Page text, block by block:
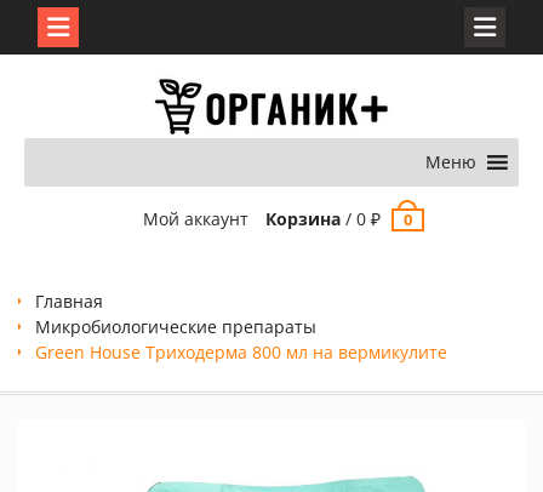
Меню
Мой аккаунт Корзина/ 0 ₽ 0
Главная
Микробиологические препараты
Green House Триходерма 800 мл на вермикулите